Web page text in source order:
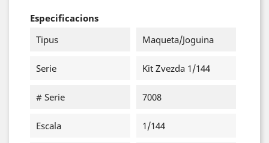
Especificacions
Tipus
Maqueta/Joguina
Serie Kit Zvezda 1/144
# Serie 7008
Escala 1/144